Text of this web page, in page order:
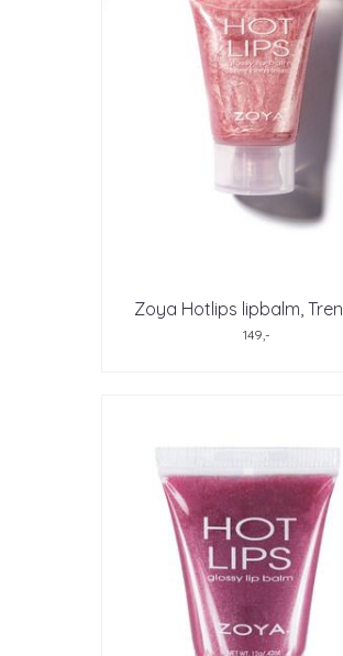
Zoya Hotlips lipbalm,
149,-